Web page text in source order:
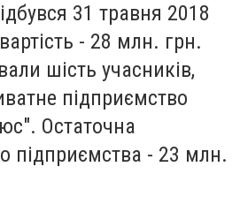
31 травня 2018
- 28 млн. грн.
шість учасників,
підприємство
Остаточна
підприємства - 23 млн.